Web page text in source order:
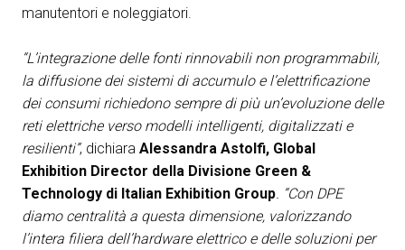
manutentori e noleggiatori.
“L’integrazione delle fonti rinnovabili non programmabili,
la diffusione dei sistemi di accumulo e l’elettrificazione
dei consumi richiedono sempre di più un’evoluzione delle
reti elettriche verso modelli intelligenti, digitalizzati e
resilienti”, dichiara Alessandra Astolfi, Global
Exhibition Director della Divisione Green &
Technology di Italian Exhibition Group. “Con DPE
diamo centralità a questa dimensione, valorizzando
l’intera filiera dell’hardware elettrico e delle soluzioni per